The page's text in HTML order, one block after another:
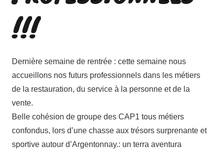
!!!
Dernière semaine de rentrée : cette semaine nous
accueillons nos futurs professionnels dans les métiers
de la restauration, du service à la personne et de la
vente.
Belle cohésion de groupe des CAP1 tous métiers
confondus, lors d’une chasse aux trésors surprenante et
sportive autour d’Argentonnay.: un terra aventura